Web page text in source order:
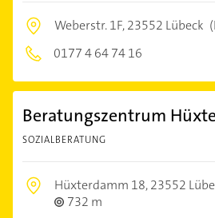
Weberstr. 1F,23552 Lübeck
0177 4 64 74 16
Beratungszentrum
SOZIALBERATUNG
Hüxterdamm 18,23552
732 m